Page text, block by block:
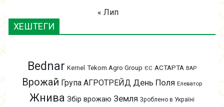
« Лип
ХЕШТЕГИ
Bednar Kernel Tekom Agro Group ЄС АСТАРТА ВАР
Врожай Група АГРОТРЕЙД День Поля Елеватор
Жнива Збір врожаю Земля Зроблено в Україні